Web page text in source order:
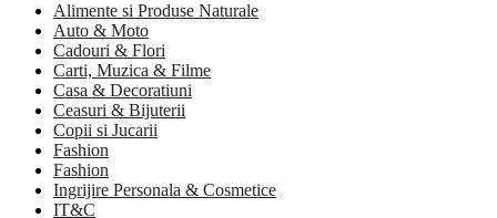
Alimente si Produse Naturale
Auto & Moto
Cadouri & Flori
Carti, Muzica & Filme
Casa & Decoratiuni
Ceasuri & Bijuterii
Copii si Jucarii
Fashion
Fashion
Ingrijire Personala & Cosmetice
IT&C